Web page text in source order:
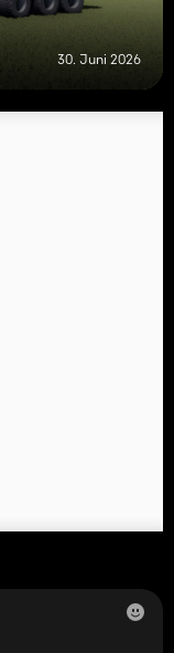
30. Juni 2026